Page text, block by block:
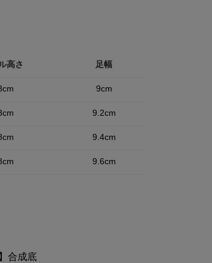
高さ 足幅
9cm
9.2cm
9.4cm
9.6cm
合成底